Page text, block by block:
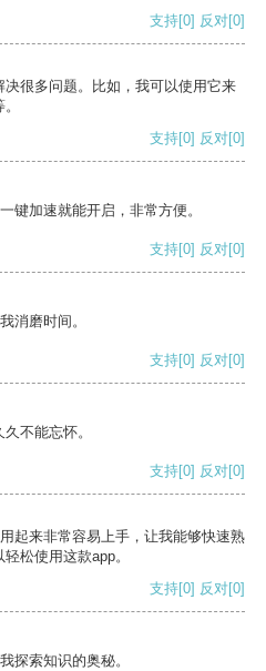
支持[0] 反对[0]
很多问题。比如，我可以使用它来
支持[0] 反对[0]
键加速就能开启，非常方便。
支持[0] 反对[0]
消磨时间。
支持[0] 反对[0]
不能忘怀。
支持[0] 反对[0]
起来非常容易上手，让我能够快速熟
松使用这款app。
支持[0] 反对[0]
探索知识的奥秘。